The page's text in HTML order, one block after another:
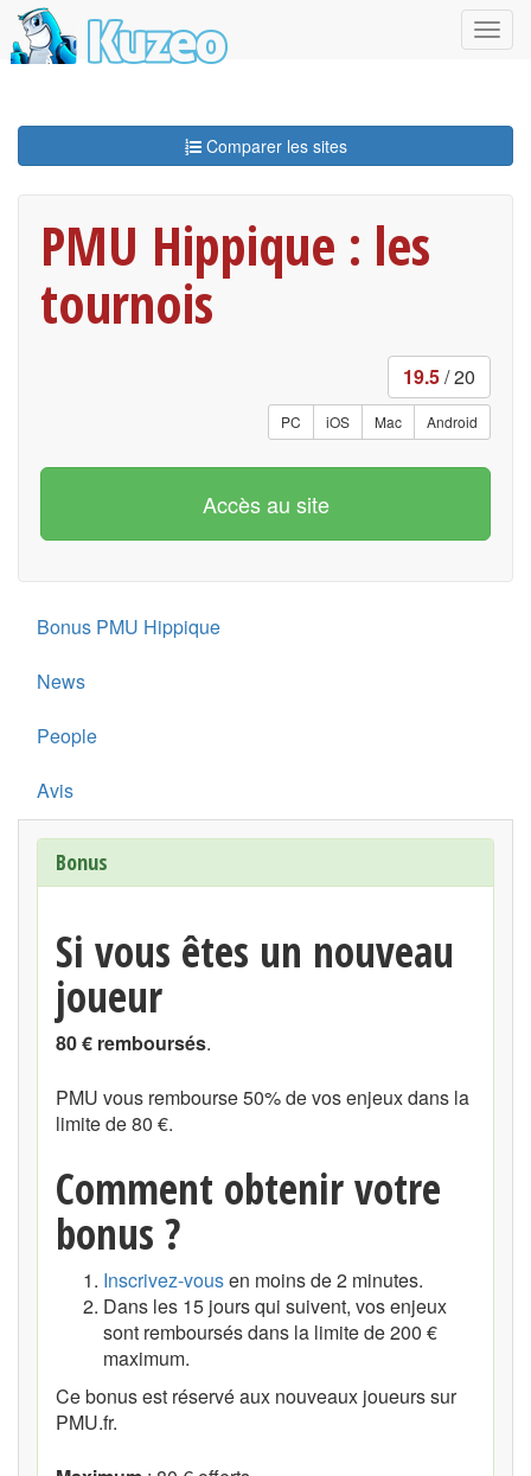
Comparer les sites
PMU Hippique : les
tournois
19.5/ 20
PC iOS Mac Android
Accès au site
Bonus PMU Hippique
News
People
Avis
Bonus
Si vous êtes un nouveau
joueur
80 € remboursés.
PMU vous rembourse 50% de vos enjeux dans la
limite de 80 €.
Comment obtenir votre
bonus ?
Inscrivez-vousen moins de 2 minutes.
Dans les 15 jours qui suivent, vos enjeux
sont remboursés dans la limite de 200 €
maximum.
Ce bonus est réservé aux nouveaux joueurs sur
PMU.fr.